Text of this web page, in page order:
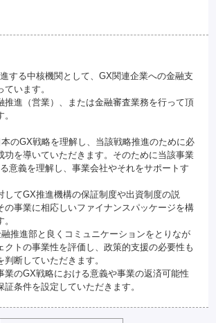
する中核機関として、GX関連企業への金融支
います。
推進（営業）、または金融審査業務を行って頂
のGX戦略を理解し、当該戦略推進のために必
功を導いていただきます。そのために当該事業
意義を理解し、事業会社やそれをサポートす
てGX推進機構の保証制度や出資制度の説
の事業に相応しいファイナンスパッケージを構
推進部と良くコミュニケーションをとりなが
クトの事業性を評価し、政策的支援の必要性も
断していただきます。
のGX戦略における意義や事業の返済可能性
証条件を設定していただきます。